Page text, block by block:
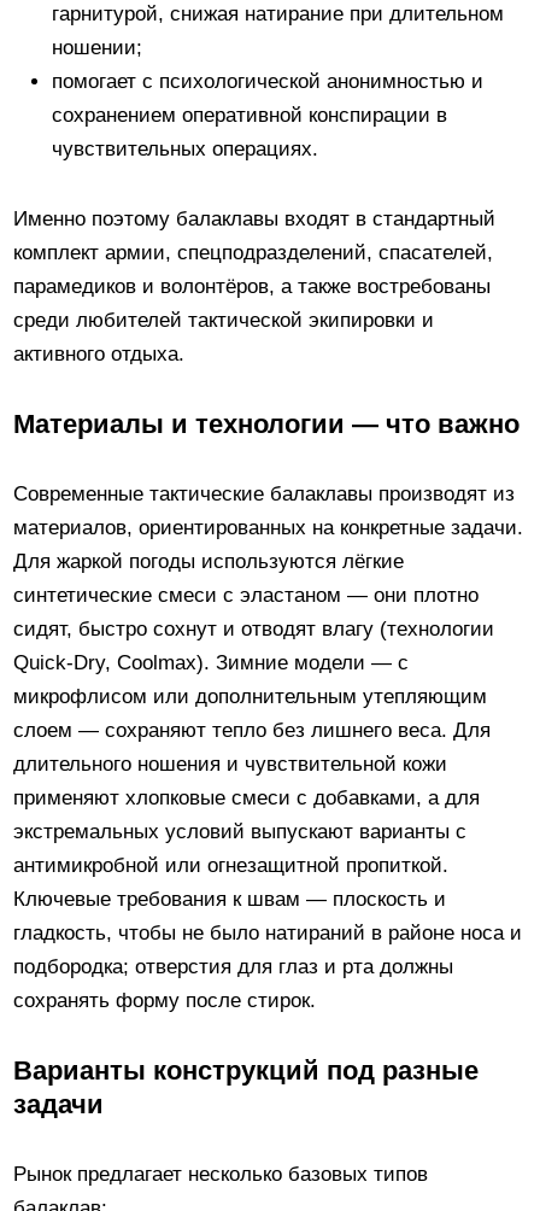
гарнитурой, снижая натирание при длительном
ношении;
помогает с психологической анонимностью и
сохранением оперативной конспирации в
чувствительных операциях.
Именно поэтому балаклавы входят в стандартный
комплект армии, спецподразделений, спасателей,
парамедиков и волонтёров, а также востребованы
среди любителей тактической экипировки и
активного отдыха.
Материалы и технологии — что важно
Современные тактические балаклавы производят из
материалов, ориентированных на конкретные задачи.
Для жаркой погоды используются лёгкие
синтетические смеси с эластаном — они плотно
сидят, быстро сохнут и отводят влагу (технологии
Quick-Dry, Coolmax). Зимние модели — с
микрофлисом или дополнительным утепляющим
слоем — сохраняют тепло без лишнего веса. Для
длительного ношения и чувствительной кожи
применяют хлопковые смеси с добавками, а для
экстремальных условий выпускают варианты с
антимикробной или огнезащитной пропиткой.
Ключевые требования к швам — плоскость и
гладкость, чтобы не было натираний в районе носа и
подбородка; отверстия для глаз и рта должны
сохранять форму после стирок.
Варианты конструкций под разные
задачи
Рынок предлагает несколько базовых типов